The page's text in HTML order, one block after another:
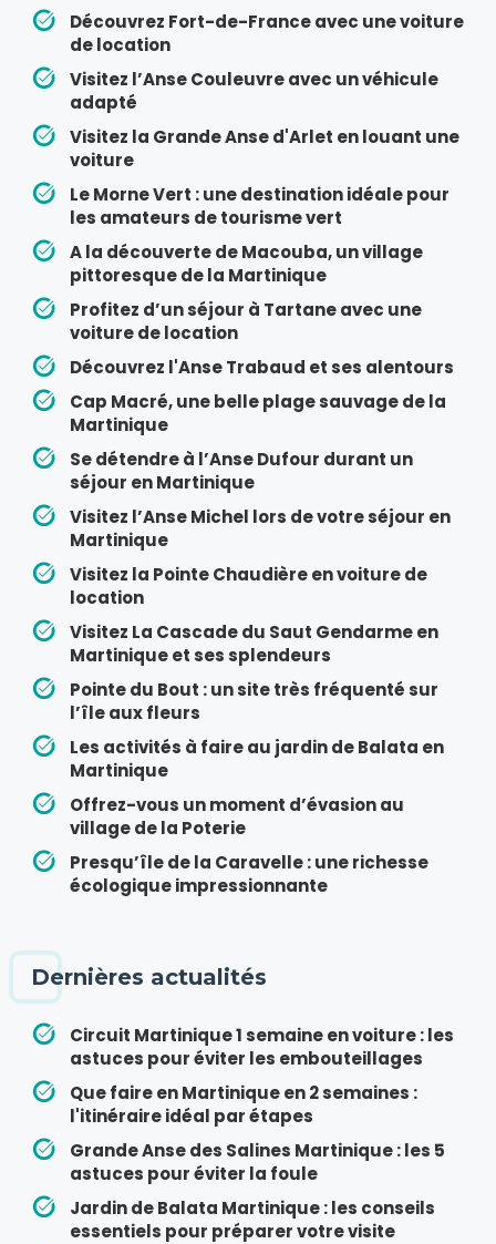
Découvrez Fort-de-France avec une voiture
de location
Visitez l’Anse Couleuvre avec un véhicule
adapté
Visitez la Grande Anse d'Arlet en louant une
voiture
Le Morne Vert : une destination idéale pour
les amateurs de tourisme vert
A la découverte de Macouba, un village
pittoresque de la Martinique
Profitez d’un séjour à Tartane avec une
voiture de location
Découvrez l'Anse Trabaud et ses alentours
Cap Macré, une belle plage sauvage de la
Martinique
Se détendre à l’Anse Dufour durant un
séjour en Martinique
Visitez l’Anse Michel lors de votre séjour en
Martinique
Visitez la Pointe Chaudière en voiture de
location
Visitez La Cascade du Saut Gendarme en
Martinique et ses splendeurs
Pointe du Bout : un site très fréquenté sur
l’île aux fleurs
Les activités à faire au jardin de Balata en
Martinique
Offrez-vous un moment d’évasion au
village de la Poterie
Presqu’île de la Caravelle : une richesse
écologique impressionnante
Dernières actualités
Circuit Martinique 1 semaine en voiture : les
astuces pour éviter les embouteillages
Que faire en Martinique en 2 semaines :
l'itinéraire idéal par étapes
Grande Anse des Salines Martinique : les 5
astuces pour éviter la foule
Jardin de Balata Martinique : les conseils
essentiels pour préparer votre visite